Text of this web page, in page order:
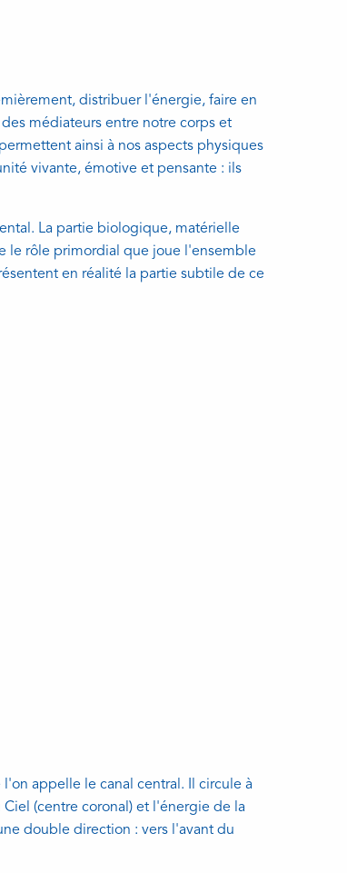
distribuer l'énergie, faire en
médiateurs entre notre corps et
ainsi à nos aspects physiques
vivante, émotive et pensante : ils
La partie biologique, matérielle
le rôle primordial que joue l'ensemble
en réalité la partie subtile de ce
appelle le canal central. Il circule à
(centre coronal) et l'énergie de la
double direction : vers l'avant du